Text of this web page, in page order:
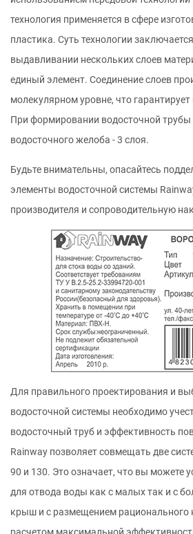
технология применяется в сфере
пластика. Суть технологии
выдавливании нескольких слоев
единый элемент. Соединение слоев
молекулярном уровне, что
При формировании водосточной трубы
водосточного желоба - 3 слоя.
Будьте внимательны, опасайтесь
элементы водосточной системы
производителя и сопроводительную
Для правильного проектирования и
водосточной системы необходимо
водосточный труб и эффективность
Rainway позволяет совмещать две
90 и 130. Это означает, что вы можете
для отвода воды как с малых так и с
крыш и с размещением рационального
расчетом максимальной